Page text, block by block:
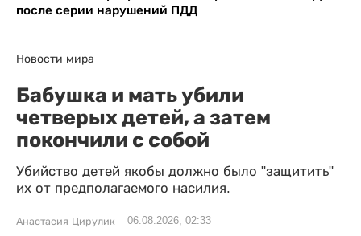
после серии нарушений ПДД
Новости мира
Бабушка и мать убили
четверых детей, а затем
покончили с собой
Убийство детей якобы должно было "защитить"
их от предполагаемого насилия.
Анастасия Цирулик 06.08.2026, 02:33